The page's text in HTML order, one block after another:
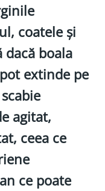
coatele și
dacă boala
extinde pe
agitat,
ceea ce
ce poate